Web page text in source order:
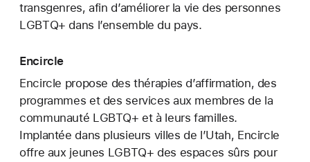
transgenres, afin d’améliorer la vie des personnes
LGBTQ+ dans l’ensemble du pays.
Encircle
Encircle propose des thérapies d’affirmation, des
programmes et des services aux membres de la
communauté LGBTQ+ et à leurs familles.
Implantée dans plusieurs villes de l’Utah, Encircle
offre aux jeunes LGBTQ+ des espaces sûrs pour